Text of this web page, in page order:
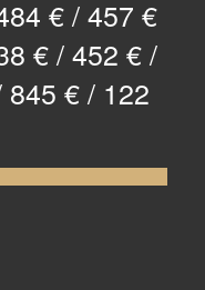
€ / 457 €
€ / 452 € /
€ / 122